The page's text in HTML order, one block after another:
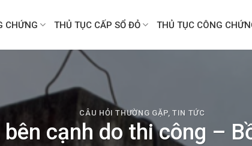
CHỨNG THỦ TỤC CẤP SỔ ĐỎ THỦ TỤC CÔNG
CÂU HỎI THƯỜNG GẶP,TIN TỨC
cạnh do thi công –